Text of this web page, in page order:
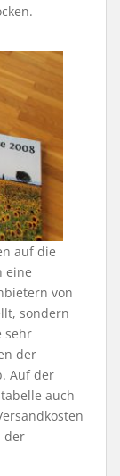
auf die
eine
von
sondern
sehr
der
Auf der
auch
der